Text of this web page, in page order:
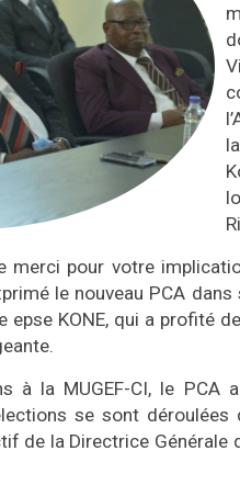
merci pour votre
le nouveau PCA
KONE, qui a profité
à la MUGEF-CI, le PCA
se sont déroulées
de la Directrice Générale